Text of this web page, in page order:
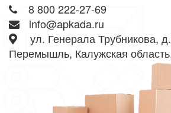
8 800 222-27-69
info@apkada.ru
ул. Генерала Трубникова,
Перемышль, Калужская